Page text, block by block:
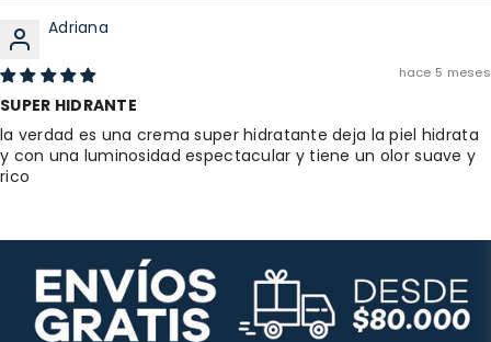
Adriana
hace 5 meses
SUPER HIDRANTE
la verdad es una crema super hidratante deja la piel hidrata
y con una luminosidad espectacular y tiene un olor suave y
rico